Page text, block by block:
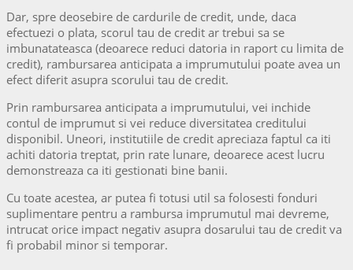
Dar, spre deosebire de cardurile de credit, unde, daca
efectuezi o plata, scorul tau de credit ar trebui sa se
imbunatateasca (deoarece reduci datoria in raport cu limita de
credit), rambursarea anticipata a imprumutului poate avea un
efect diferit asupra scorului tau de credit.
Prin rambursarea anticipata a imprumutului, vei inchide
contul de imprumut si vei reduce diversitatea creditului
disponibil. Uneori, institutiile de credit apreciaza faptul ca iti
achiti datoria treptat, prin rate lunare, deoarece acest lucru
demonstreaza ca iti gestionati bine banii.
Cu toate acestea, ar putea fi totusi util sa folosesti fonduri
suplimentare pentru a rambursa imprumutul mai devreme,
intrucat orice impact negativ asupra dosarului tau de credit va
fi probabil minor si temporar.